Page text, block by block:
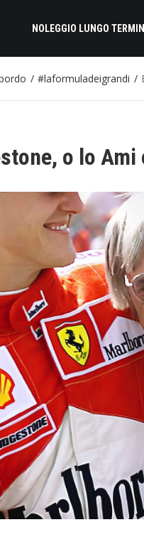
NOLEGGIO LUNGO
#laformuladeigrandi
o lo Ami